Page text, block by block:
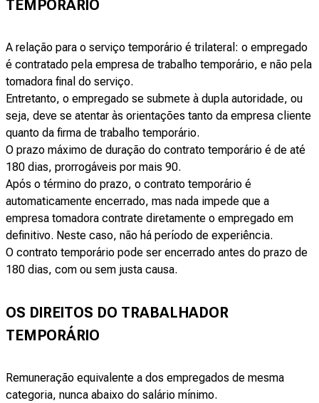
TEMPORÁRIO
A relação para o serviço temporário é trilateral: o empregado
é contratado pela empresa de trabalho temporário, e não pela
tomadora final do serviço.
Entretanto, o empregado se submete à dupla autoridade, ou
seja, deve se atentar às orientações tanto da empresa cliente
quanto da firma de trabalho temporário.
O prazo máximo de duração do contrato temporário é de até
180 dias, prorrogáveis por mais 90.
Após o término do prazo, o contrato temporário é
automaticamente encerrado, mas nada impede que a
empresa tomadora contrate diretamente o empregado em
definitivo. Neste caso, não há período de experiência.
O contrato temporário pode ser encerrado antes do prazo de
180 dias, com ou sem justa causa.
OS DIREITOS DO TRABALHADOR
TEMPORÁRIO
Remuneração equivalente a dos empregados de mesma
categoria, nunca abaixo do salário mínimo.